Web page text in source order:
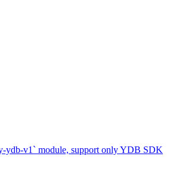
ydb-v1` module, support only YDB SDK